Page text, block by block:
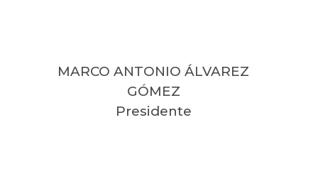
MARCO ANTONIO ÁLVAREZ
GÓMEZ
Presidente